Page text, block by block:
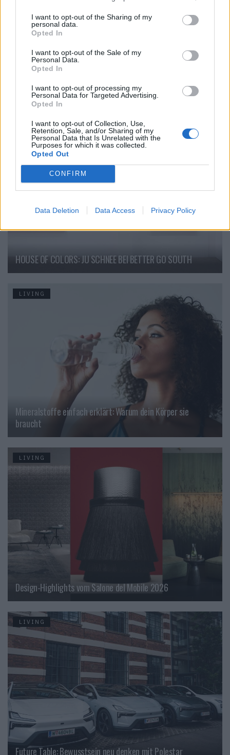
I want to opt-out of the Sharing of my
personal data.
Opted In
I want to opt-out of the Sale of my
Personal Data.
Opted In
I want to opt-out of processing my
Personal Data for Targeted Advertising.
Opted In
I want to opt-out of Collection, Use,
Retention, Sale, and/or Sharing of my
Personal Data that Is Unrelated with the
Purposes for which it was collected.
Opted Out
CONFIRM
Data Deletion Data Access Privacy Policy
Angebote der einzelnen Anbieter sollten gut miteinander
verglichen werden.
Gutschein Gutscheincodes Shoppen
VERWANDTE ARTIKEL
LIVING
HOUSE OF COLORS: JU SCHNEE BEI BETTER GO SOUTH
LIVING
Mineralstoffe einfach erklärt: Warum dein Körper sie
braucht
LIVING
Design-Highlights vom Salone del Mobile 2026
LIVING
Future Table: Bewusstsein neu denken mit Polestar